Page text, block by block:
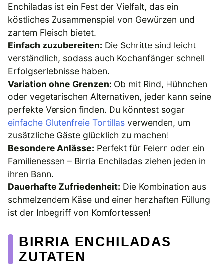
Enchiladas ist ein Fest der Vielfalt, das ein
köstliches Zusammenspiel von Gewürzen und
zartem Fleisch bietet.
Einfach zuzubereiten: Die Schritte sind leicht
verständlich, sodass auch Kochanfänger schnell
Erfolgserlebnisse haben.
Variation ohne Grenzen: Ob mit Rind, Hühnchen
oder vegetarischen Alternativen, jeder kann seine
perfekte Version finden. Du könntest sogar
einfache Glutenfreie Tortillas verwenden, um
zusätzliche Gäste glücklich zu machen!
Besondere Anlässe: Perfekt für Feiern oder ein
Familienessen – Birria Enchiladas ziehen jeden in
ihren Bann.
Dauerhafte Zufriedenheit: Die Kombination aus
schmelzendem Käse und einer herzhaften Füllung
ist der Inbegriff von Komfortessen!
BIRRIA ENCHILADAS
ZUTATEN